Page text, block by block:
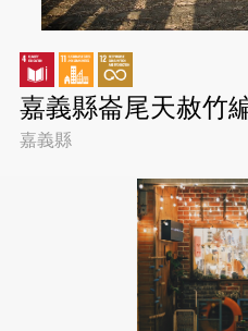
嘉義縣崙尾天赦竹
嘉義縣